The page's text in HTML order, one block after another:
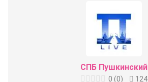
СПБ Пушкинский
0 (0)
124